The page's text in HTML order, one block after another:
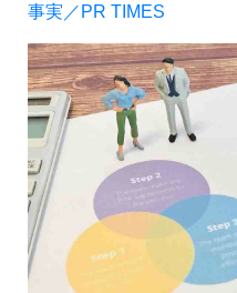
事実／PR TIMES